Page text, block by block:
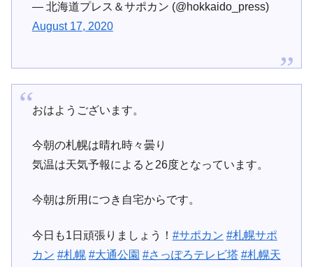
— 北海道プレス＆サポカン (@hokkaido_press)
August 17, 2020
おはようございます。
今朝の札幌は晴れ時々曇り
気温は天気予報によると26度となっています。
今朝は所用につき自宅からです。
今日も1日頑張りましょう！ #サポカン #札幌サポ
カン #札幌 #大通公園 #さっぽろテレビ塔 #札幌天